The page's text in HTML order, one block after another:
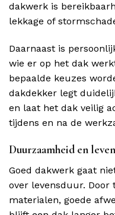
dakwerk is
lekkage of
Daarnaast is
wie er op het dak
bepaalde keuzes
dakdekker legt
en laat het dak veilig
tijdens en na de
Duurzaamheid en
Goed dakwerk gaat
over levensduur. Door
materialen, goede